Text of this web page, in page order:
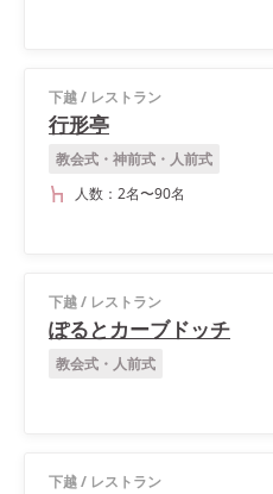
下越/ レストラン
行形亭
教会式・神前式・人前式
人数： 2名〜90名
下越/ レストラン
ぽるとカーブドッチ
教会式・人前式
下越/ レストラン